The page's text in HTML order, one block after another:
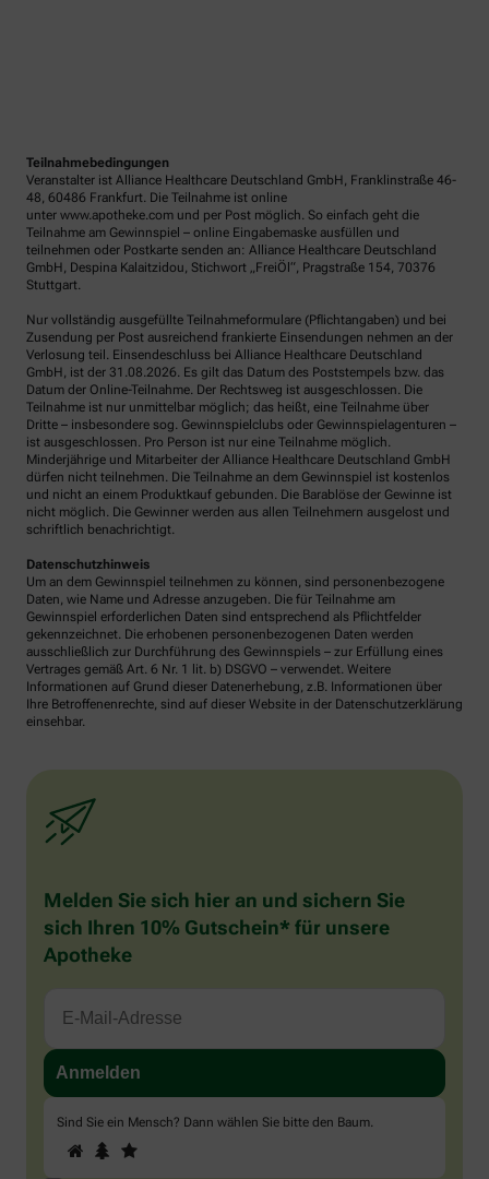
Teilnahmebedingungen
Veranstalter ist Alliance Healthcare Deutschland GmbH, Franklinstraße 46-
48, 60486 Frankfurt. Die Teilnahme ist online
unter www.apotheke.com und per Post möglich. So einfach geht die
Teilnahme am Gewinnspiel – online Eingabemaske ausfüllen und
teilnehmen oder Postkarte senden an: Alliance Healthcare Deutschland
GmbH, Despina Kalaitzidou, Stichwort „FreiÖl“, Pragstraße 154, 70376
Stuttgart.
Nur vollständig ausgefüllte Teilnahmeformulare (Pflichtangaben) und bei
Zusendung per Post ausreichend frankierte Einsendungen nehmen an der
Verlosung teil. Einsendeschluss bei Alliance Healthcare Deutschland
GmbH, ist der 31.08.2026. Es gilt das Datum des Poststempels bzw. das
Datum der Online-Teilnahme. Der Rechtsweg ist ausgeschlossen. Die
Teilnahme ist nur unmittelbar möglich; das heißt, eine Teilnahme über
Dritte – insbesondere sog. Gewinnspielclubs oder Gewinnspielagenturen –
ist ausgeschlossen. Pro Person ist nur eine Teilnahme möglich.
Minderjährige und Mitarbeiter der Alliance Healthcare Deutschland GmbH
dürfen nicht teilnehmen. Die Teilnahme an dem Gewinnspiel ist kostenlos
und nicht an einem Produktkauf gebunden. Die Barablöse der Gewinne ist
nicht möglich. Die Gewinner werden aus allen Teilnehmern ausgelost und
schriftlich benachrichtigt.
Datenschutzhinweis
Um an dem Gewinnspiel teilnehmen zu können, sind personenbezogene
Daten, wie Name und Adresse anzugeben. Die für Teilnahme am
Gewinnspiel erforderlichen Daten sind entsprechend als Pflichtfelder
gekennzeichnet. Die erhobenen personenbezogenen Daten werden
ausschließlich zur Durchführung des Gewinnspiels – zur Erfüllung eines
Vertrages gemäß Art. 6 Nr. 1 lit. b) DSGVO – verwendet. Weitere
Informationen auf Grund dieser Datenerhebung, z.B. Informationen über
Ihre Betroffenenrechte, sind auf dieser Website in der Datenschutzerklärung
einsehbar.
Melden Sie sich hier an und sichern Sie
sich Ihren 10% Gutschein* für unsere
Apotheke
Sind Sie ein Mensch? Dann wählen Sie bitte den Baum.
Sind
Sie
1 2